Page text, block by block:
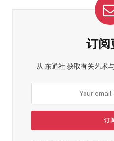
订阅
从 东通社 获取有关艺术